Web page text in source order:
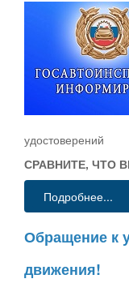
удостоверений
СРАВНИТЕ, ЧТО
Подробнее...
Обращение к
движения!